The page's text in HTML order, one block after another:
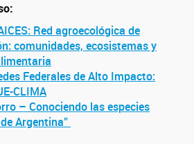
Red agroecológica de
comunidades, ecosistemas y
Federales de Alto Impacto:
CLIMA
– Conociendo las especies
Argentina”